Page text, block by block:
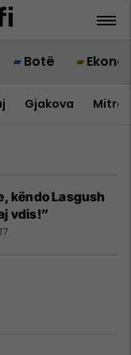
Botë
Gjakova
këndo Lasgush
vdis!”